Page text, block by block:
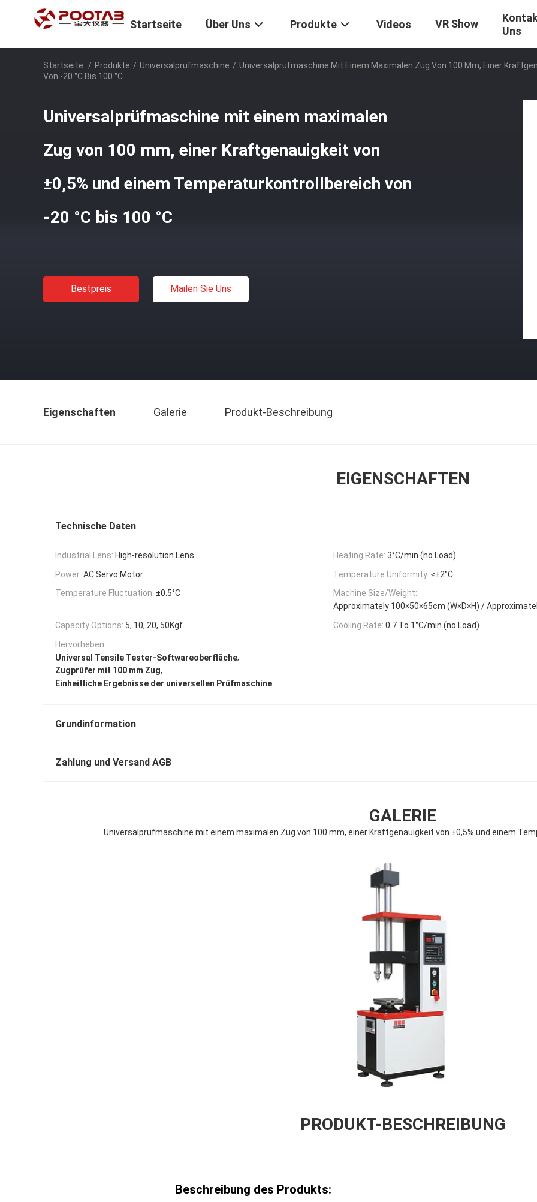
Startseite Über Uns Produkte Videos VR Show
Uns
Startseite / Produkte / Universalprüfmaschine / Universalprüfmaschine Mit Einem Maximalen Zug Von 100 Mm, Einer
Von -20 °C Bis 100 °C
Universalprüfmaschine mit einem maximalen
Zug von 100 mm, einer Kraftgenauigkeit von
±0,5% und einem Temperaturkontrollbereich von
-20 °C bis 100 °C
Bestpreis Mailen Sie Uns
Eigenschaften Galerie Produkt-Beschreibung
EIGENSCHAFTEN
Technische Daten
Industrial Lens: High-resolution Lens Heating Rate: 3°C/min (no Load)
Power: AC Servo Motor Temperature Uniformity: ≤±2°C
Temperature Fluctuation: ±0.5°C
Machine Size/Weight:
Approximately 100×50×65cm (W×D×H) /
Capacity Options: 5, 10, 20, 50Kgf Cooling Rate: 0.7 To 1°C/min (no Load)
Hervorheben:
Universal Tensile Tester-Softwareoberfläche,
Zugprüfer mit 100 mm Zug,
Einheitliche Ergebnisse der universellen Prüfmaschine
Grundinformation
Zahlung und Versand AGB
GALERIE
Universalprüfmaschine mit einem maximalen Zug von 100 mm, einer Kraftgenauigkeit von ±0,5% und einem
PRODUKT-BESCHREIBUNG
Beschreibung des Produkts: